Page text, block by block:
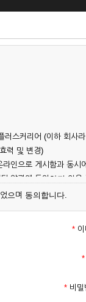
러스커리어 (이하 회사
력 및 변경)
인으로 게시함과 동시
약관에 동의하지 않을
로 간주됩니다.
외 준칙)
되지 않은 사항은 회사의
약은 서비스 이용 희
으며 동의합니다.
*
*
* 비